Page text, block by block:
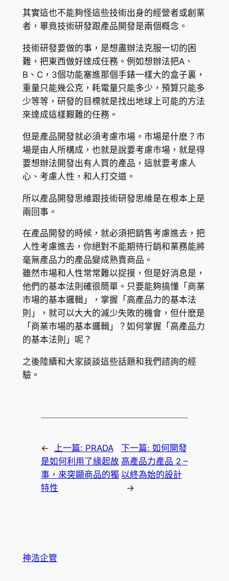
其實這也不能夠怪這些技術出身的經營者或創業
者，畢竟技術研發跟產品開發是兩個概念。
技術研發要做的事，是想盡辦法克服一切的困
難，把東西做好達成任務。例如想辦法把A、
B、C，3個功能塞進那個手錶一樣大的盒子裏，
重量只能幾公克，耗電量只能多少，預算只能多
少等等，研發的目標就是找出地球上可能的方法
來達成這樣艱難的任務。
但是產品開發就必須考慮市場。市場是什麽？市
場是由人所構成，也就是說要考慮市場，就是得
要想辦法開發出有人買的產品，這就要考慮人
心、考慮人性，和人打交道。
所以產品開發思維跟技術研發思維是在根本上是
兩回事。
在產品開發的時候，就必須把銷售考慮進去，把
人性考慮進去，你絕對不能期待行銷和業務能將
毫無產品力的產品變成熟賣商品。
雖然市場和人性常常難以捉摸，但是好消息是，
他們的基本法則確很簡單。只要能夠搞懂「商業
市場的基本邏輯」，掌握「高產品力的基本法
則」，就可以大大的減少失敗的機會，但什麽是
「商業市場的基本邏輯」？如何掌握「高產品力
的基本法則」呢？
之後陸續和大家談談這些話題和我們諮詢的經
驗。
← 上一篇: PRADA
是如何利用了緣起故
事，來突顯商品的獨
特性
下一篇: 如何開發
高產品力產品 2 –
以終為始的設計
→
神浩企管